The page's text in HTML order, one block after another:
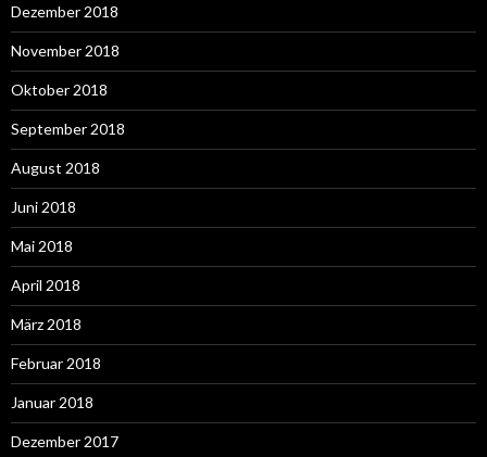
Dezember 2018
November 2018
Oktober 2018
September 2018
August 2018
Juni 2018
Mai 2018
April 2018
März 2018
Februar 2018
Januar 2018
Dezember 2017